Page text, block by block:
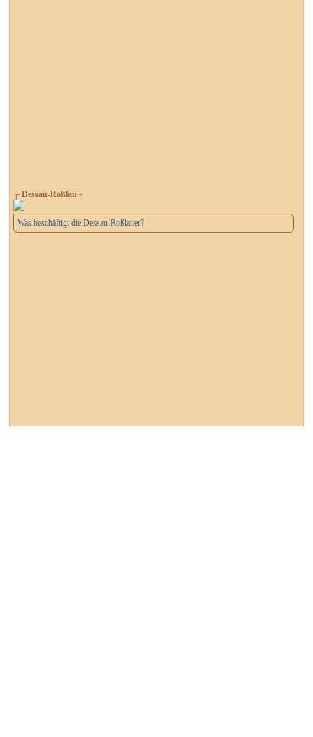
┌ Dessau-Roßlau ┐
Was beschäftigt die Dessau-Roßlauer?